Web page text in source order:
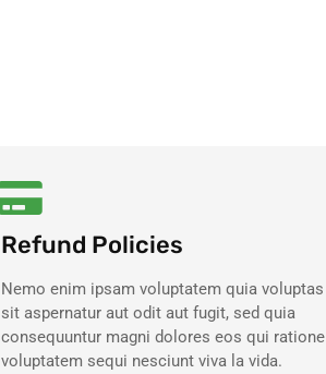
Refund Policies
Nemo enim ipsam voluptatem quia voluptas
sit aspernatur aut odit aut fugit, sed quia
consequuntur magni dolores eos qui ratione
voluptatem sequi nesciunt viva la vida.